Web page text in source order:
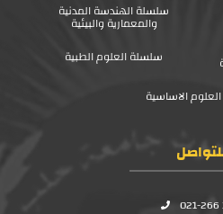
سلسلة الهندسة المدنية
والمعمارية والبيئية
سلسلة العلوم الطبية
الاساسية
021-266